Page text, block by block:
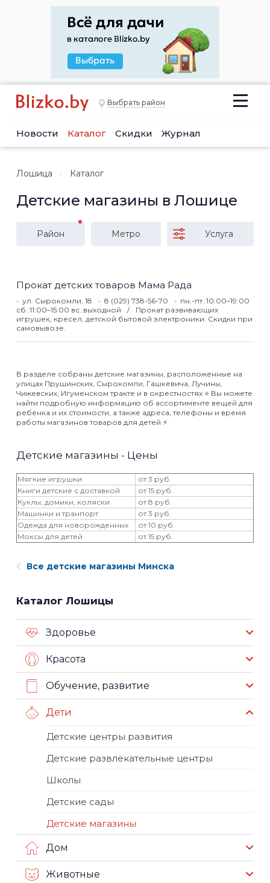
Выбрать район
Новости Каталог Скидки Журнал
Лошица Каталог
Детские магазины в Лошице
Район Метро Услуга
Прокат детских товаров Мама Рада
ул. Сырокомли, 18 8 (029) 738-56-70
пн.-пт.:10:00–19:00
сб.:11:00–15:00 вс.:выходной
Прокат развивающих
игрушек, кресел, детской бытовой электроники. Скидки при
самовывозе.
В разделе собраны детские магазины, расположенные на
улицах Прушинских, Сырокомли, Гашкевича, Лучины,
Чижевских, Игуменском тракте и в окрестностях ⭐️ Вы можете
найти подробную информацию об ассортименте вещей для
ребенка и их стоимости, а также адреса, телефоны и время
работы магазинов товаров для детей ⚡️
Детские магазины - Цены
Мягкие игрушки
от 3 руб.
Книги детские с доставкой
от 15 руб.
Куклы, домики, коляски
от 8 руб.
Машинки и транпорт
от 3 руб.
Одежда для новорожденных
от 10 руб.
Моксы для детей
от 15 руб.
Все детские магазины Минска
Каталог Лошицы
Здоровье
Красота
Обучение, развитие
Дети
Детские центры развития
Детские развлекательные центры
Школы
Детские сады
Детские магазины
Дом
Животные